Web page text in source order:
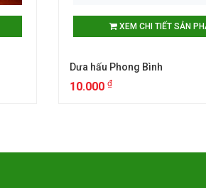
XEM CHI TIẾT SẢN
Dưa hấu Phong Bình
10.000 ₫